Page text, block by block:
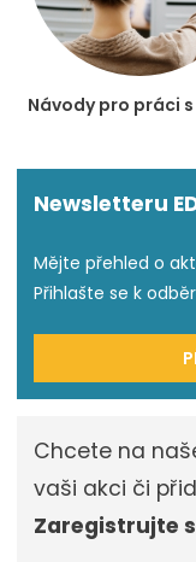
Návody pro práci s
Newsletteru
Mějte přehled o
Přihlašte se k
Chcete na
vaši akci či
Zaregistrujte